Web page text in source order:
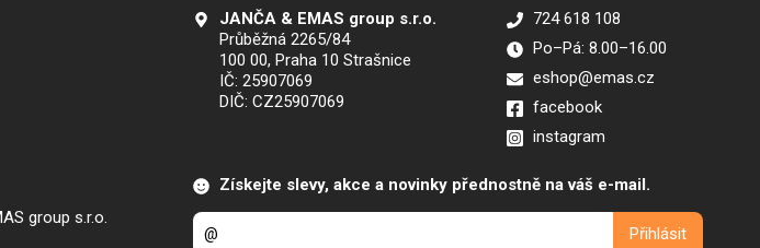
group s.r.o.
JANČA & EMAS group s.r.o.
Průběžná 2265/84
100 00, Praha 10 Strašnice
IČ: 25907069
DIČ: CZ25907069
724 618 108
Po–Pá: 8.00–16.00
eshop@emas.cz
facebook
instagram
Získejte slevy, akce a novinky přednostně na váš e-mail.